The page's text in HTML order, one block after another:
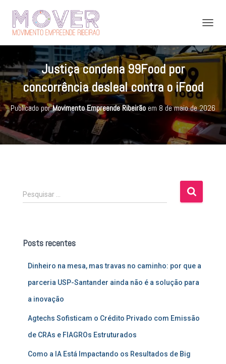
T
E
N
A
V
E
G
Justiça condena 99Food por
concorrência desleal contra o iFood
Publicado porMovimento Empreende Ribeirão em 8 de maio de 2026
P
e
i
Pesquisar …
Posts recentes
Dinheiro na mesa, mas travas no caminho: por que a
parceria USP-Santander ainda não é a solução para
a inovação
Agtechs Sofisticam o Crédito Privado com Emissão
de CRAs e FIAGROs Estruturados
Como a IA Está Impactando os Resultados de Big